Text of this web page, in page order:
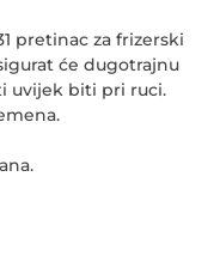
pretinac za frizerski
će dugotrajnu
uvijek biti pri ruci.